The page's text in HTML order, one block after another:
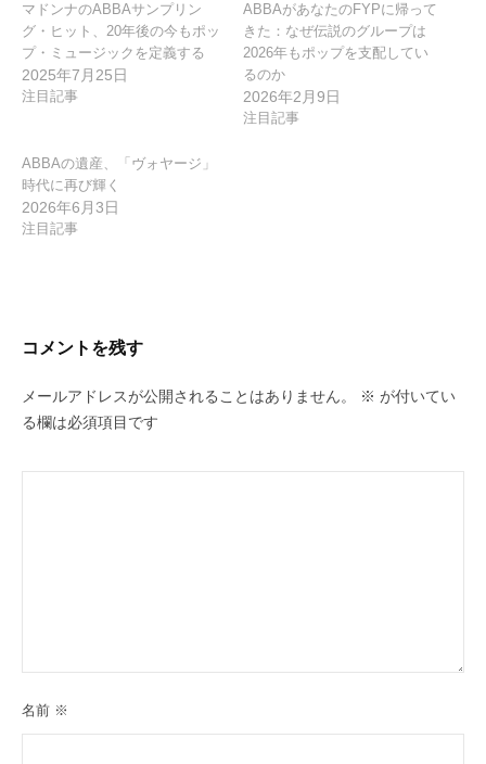
マドンナのABBAサンプリン
グ・ヒット、20年後の今もポッ
プ・ミュージックを定義する
2025年7月25日
注目記事
ABBAがあなたのFYPに帰って
きた：なぜ伝説のグループは
2026年もポップを支配してい
るのか
2026年2月9日
注目記事
ABBAの遺産、「ヴォヤージ」
時代に再び輝く
2026年6月3日
注目記事
コメントを残す
メールアドレスが公開されることはありません。 ※ が付いてい
る欄は必須項目です
名前 ※